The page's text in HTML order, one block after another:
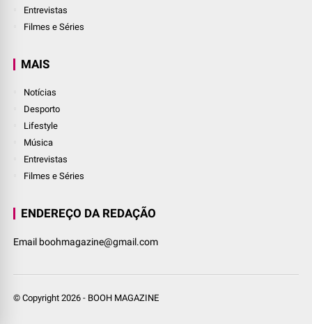
Entrevistas
Filmes e Séries
MAIS
Notícias
Desporto
Lifestyle
Música
Entrevistas
Filmes e Séries
ENDEREÇO DA REDAÇÃO
Email boohmagazine@gmail.com
© Copyright2026 - BOOH MAGAZINE